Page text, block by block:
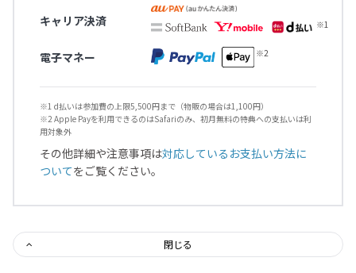
キャリア決済
電子マネー
※1 d払いは参加費の上限5,500円まで（物販の場合は1,100円）
※2 Apple Payを利用できるのはSafariのみ、初月無料の特典への支払いは利
用対象外
その他詳細や注意事項は対応しているお支払い方法に
ついてをご覧ください。
閉じる